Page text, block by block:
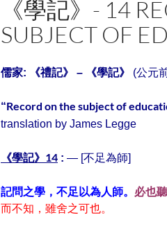
《學記》- 14
SUBJECT OF
儒家: 《禮記》 – 《學記》 (公元
“Record on the subject of
translation by James Legge
《學記》14 : — [不足為師]
記問之學，不足以為人師。 必也
而不知，雖舍之可也。